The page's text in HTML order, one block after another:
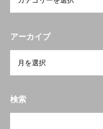
アーカイブ
検索